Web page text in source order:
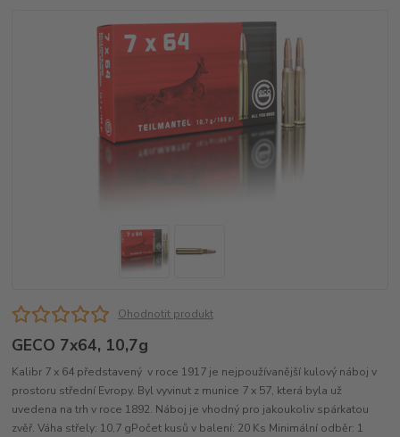
Ohodnotit produkt
GECO 7x64, 10,7g
Kalibr 7 x 64 představený v roce 1917 je nejpoužívanější kulový náboj v
prostoru střední Evropy. Byl vyvinut z munice 7 x 57, která byla už
uvedena na trh v roce 1892. Náboj je vhodný pro jakoukoliv spárkatou
zvěř. Váha střely: 10,7 gPočet kusů v balení: 20 Ks Minimální odběr: 1